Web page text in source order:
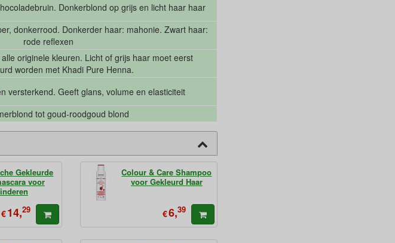
Donkerblond op grijs en licht haar haar
donkerrood. Donkerder haar: mahonie. Zwart haar:
rode reflexen
originele kleuren. Licht of grijs haar moet eerst
worden met Khadi Pure Henna.
versterkend. Geeft glans, volume en elasticiteit
tot goud-roodgoud blond
Gekleurde
voor
€14,29
Colour & Care Shampoo
voor Gekleurd Haar
€6,39